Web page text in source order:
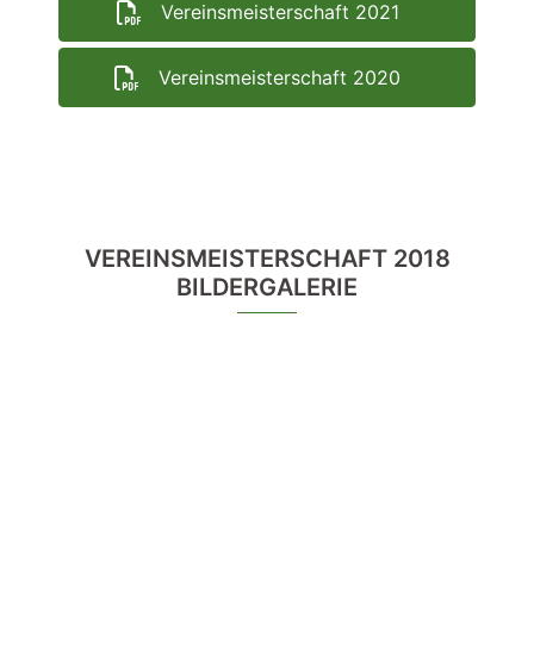
Vereinsmeisterschaft 2021
Vereinsmeisterschaft 2020
VEREINSMEISTERSCHAFT 2018
BILDERGALERIE